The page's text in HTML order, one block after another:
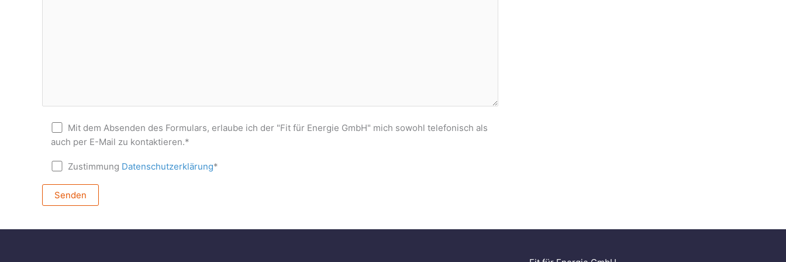
Mit dem Absenden des Formulars, erlaube ich der "Fit für Energie GmbH" mich sowohl telefonisch als
auch per E-Mail zu kontaktieren.*
Zustimmung Datenschutzerklärung*